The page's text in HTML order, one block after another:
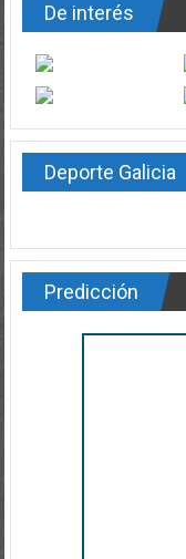
De interés
Deporte Galicia
Predicción